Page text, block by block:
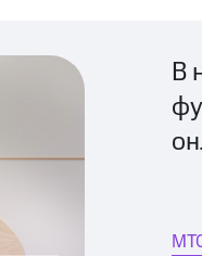
В